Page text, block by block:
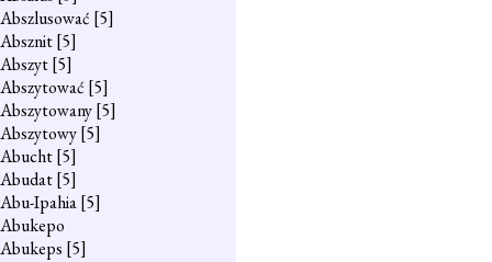
Abszlusować [5]
Absznit[5]
Abszyt[5]
Abszytować [5]
Abszytowany[5]
Abszytowy[5]
Abucht[5]
Abudat[5]
Abu-Ipahia[5]
Abukepo
Abukeps [5]